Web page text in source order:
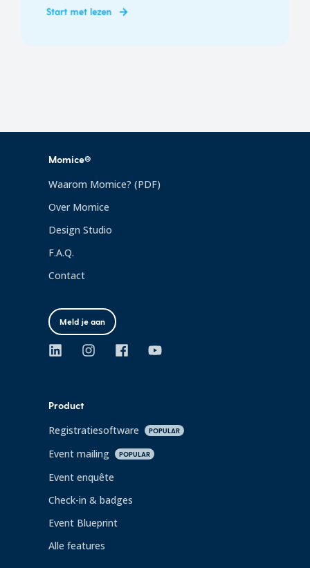
Start met lezen
Momice®
Waarom Momice? (PDF)
Over Momice
Design Studio
F.A.Q.
Contact
Meld je aan
Product
Registratiesoftware POPULAR
Event mailing POPULAR
Event enquête
Check-in & badges
Event Blueprint
Alle features